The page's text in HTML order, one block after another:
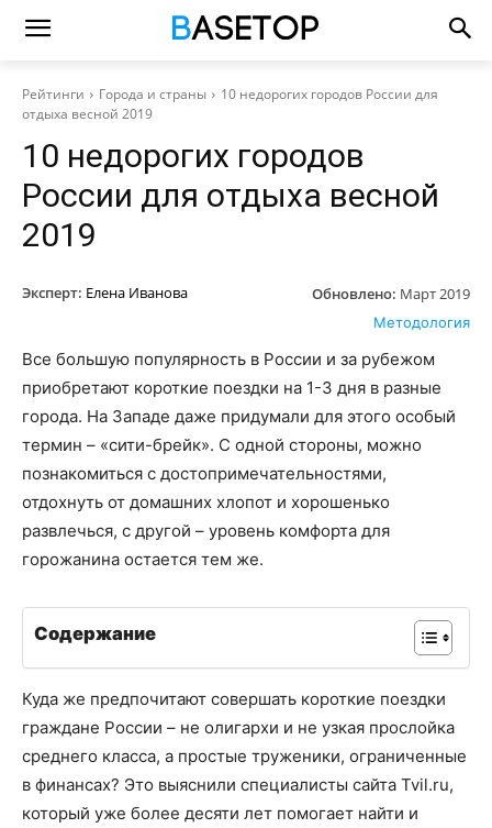
Рейтинги Города и страны
10 недорогих городов России для
отдыха весной 2019
10 недорогих городов
России для отдыха весной
2019
Эксперт: Елена Иванова Обновлено: Март 2019
Методология
Все большую популярность в России и за рубежом
приобретают короткие поездки на 1-3 дня в разные
города. На Западе даже придумали для этого особый
термин – «сити-брейк». С одной стороны, можно
познакомиться с достопримечательностями,
отдохнуть от домашних хлопот и хорошенько
развлечься, с другой – уровень комфорта для
горожанина остается тем же.
Содержание
Куда же предпочитают совершать короткие поездки
граждане России – не олигархи и не узкая прослойка
среднего класса, а простые труженики, ограниченные
в финансах? Это выяснили специалисты сайта Tvil.ru,
который уже более десяти лет помогает найти и